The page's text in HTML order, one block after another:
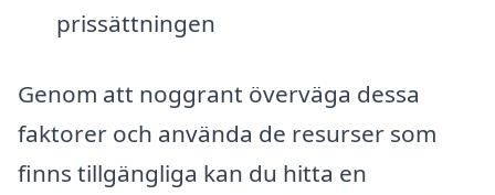
prissättningen
Genom att noggrant överväga dessa
faktorer och använda de resurser som
finns tillgängliga kan du hitta en